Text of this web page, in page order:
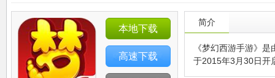
本地下载
高速下载
简介
《梦幻西游手游》
于2015年3月30日开